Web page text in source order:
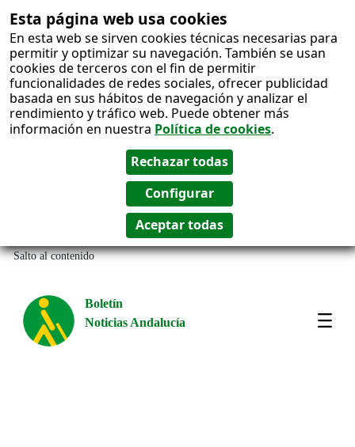
Esta página web usa cookies
En esta web se sirven cookies técnicas necesarias para
permitir y optimizar su navegación. También se usan
cookies de terceros con el fin de permitir
funcionalidades de redes sociales, ofrecer publicidad
basada en sus hábitos de navegación y analizar el
rendimiento y tráfico web. Puede obtener más
información en nuestra Política de cookies.
Salto al contenido
Boletín
Noticias Andalucía